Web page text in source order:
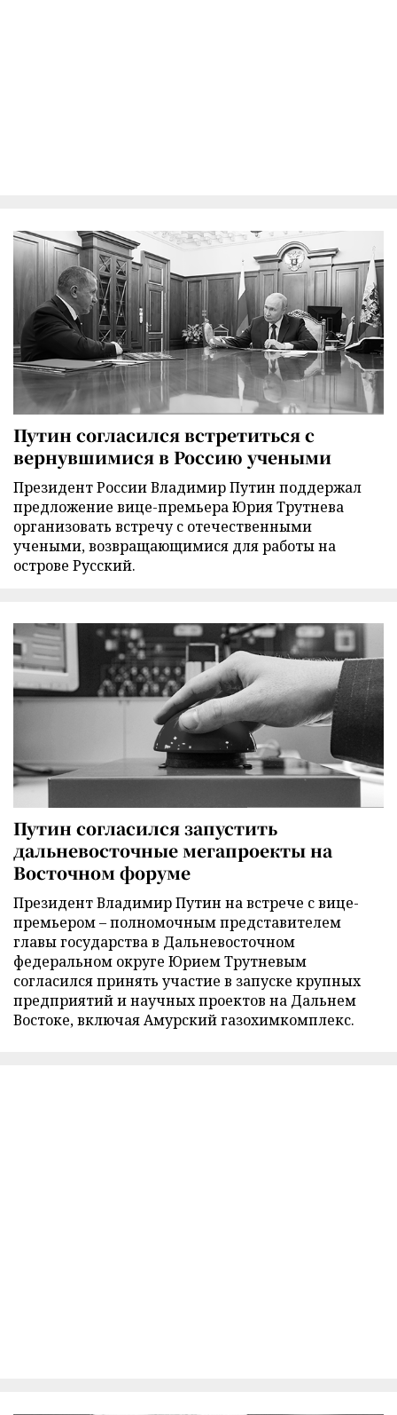
Путин согласился встретиться с
вернувшимися в Россию учеными
Президент России Владимир Путин поддержал
предложение вице-премьера Юрия Трутнева
организовать встречу с отечественными
учеными, возвращающимися для работы на
острове Русский.
Путин согласился запустить
дальневосточные мегапроекты на
Восточном форуме
Президент Владимир Путин на встрече с вице-
премьером – полномочным представителем
главы государства в Дальневосточном
федеральном округе Юрием Трутневым
согласился принять участие в запуске крупных
предприятий и научных проектов на Дальнем
Востоке, включая Амурский газохимкомплекс.